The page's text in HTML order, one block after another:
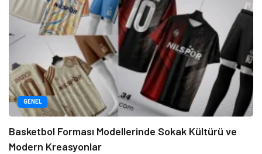
GENEL
Basketbol Forması Modellerinde Sokak Kültürü ve
Modern Kreasyonlar